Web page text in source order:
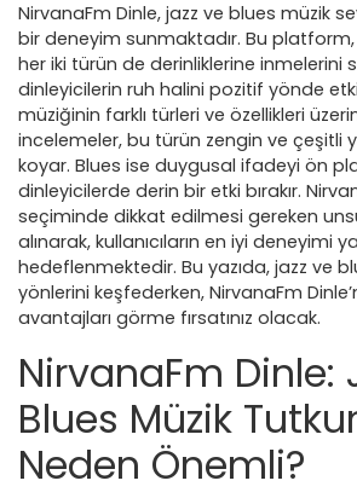
NirvanaFm Dinle, jazz ve blues müzik
bir deneyim sunmaktadır. Bu
her iki türün de derinliklerine inmelerini
dinleyicilerin ruh halini pozitif yönde
müziğinin farklı türleri ve özellikleri
incelemeler, bu türün zengin ve çeşitli
koyar. Blues ise duygusal ifadeyi ön
dinleyicilerde derin bir etki bırakır.
seçiminde dikkat edilmesi gereken
alınarak, kullanıcıların en iyi deneyimi
hedeflenmektedir. Bu yazıda, jazz ve
yönlerini keşfederken, NirvanaFm
avantajları görme fırsatınız olacak.
NirvanaFm Dinle:
Blues Müzik
Neden Önemli?